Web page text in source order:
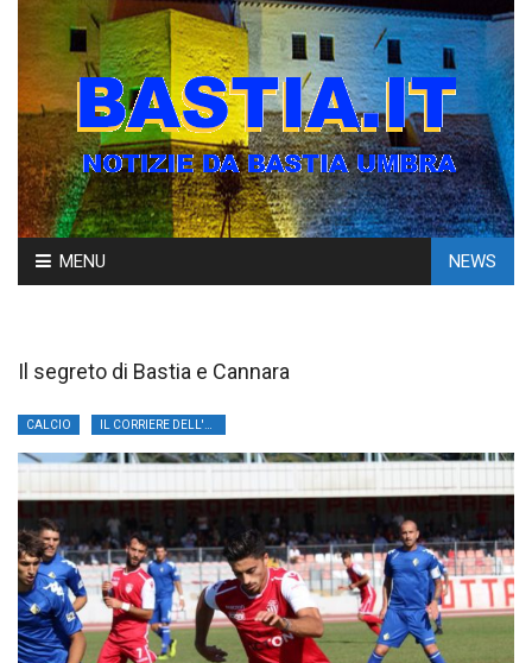
Skip
to
MENU NEWS
Il segreto di Bastia e Cannara
CALCIO